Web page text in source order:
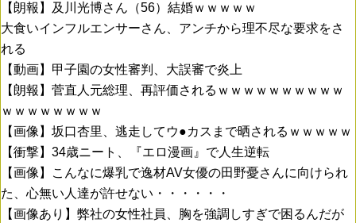
【朗報】及川光博さん（56）結婚ｗｗｗｗｗ
大食いインフルエンサーさん、アンチから理不尽な要求をさ
れる
【動画】甲子園の女性審判、大誤審で炎上
【朗報】菅直人元総理、再評価されるｗｗｗｗｗｗｗｗｗｗ
ｗｗｗｗｗｗｗｗ
【画像】坂口杏里、逃走してウ●カスまで晒されるｗｗｗｗｗ
【衝撃】34歳ニート、『エロ漫画』で人生逆転
【画像】こんなに爆乳で逸材AV女優の田野憂さんに向けられ
た、心無い人達が許せない・・・・・・
【画像あり】弊社の女性社員、胸を強調しすぎで困るんだが